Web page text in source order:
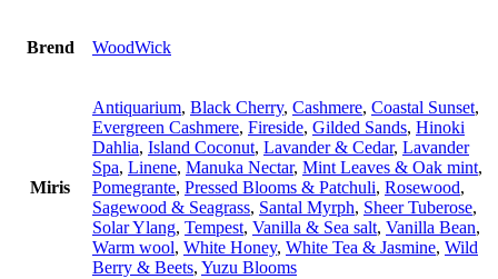
Brend WoodWick
Miris
Antiquarium, Black Cherry, Cashmere, Coastal Sunset,
Evergreen Cashmere, Fireside, Gilded Sands, Hinoki
Dahlia, Island Coconut, Lavander & Cedar, Lavander
Spa, Linene, Manuka Nectar, Mint Leaves & Oak mint,
Pomegrante, Pressed Blooms & Patchuli, Rosewood,
Sagewood & Seagrass, Santal Myrph, Sheer Tuberose,
Solar Ylang, Tempest, Vanilla & Sea salt, Vanilla Bean,
Warm wool, White Honey, White Tea & Jasmine, Wild
Berry & Beets, Yuzu Blooms